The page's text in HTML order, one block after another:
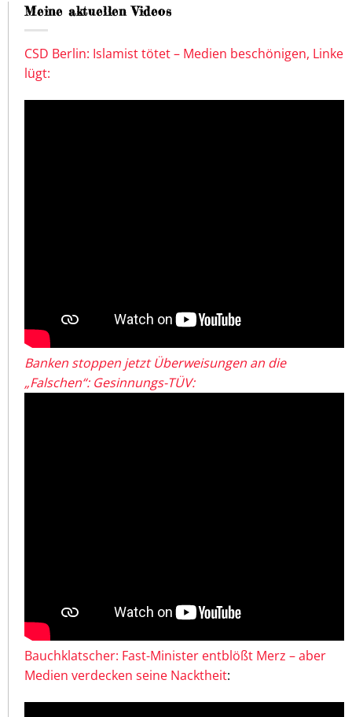
Meine aktuellen Videos
CSD Berlin: Islamist tötet – Medien beschönigen, Linke
lügt:
Banken stoppen jetzt Überweisungen an die
„Falschen“: Gesinnungs-TÜV:
Bauchklatscher: Fast-Minister entblößt Merz – aber
Medien verdecken seine Nacktheit: